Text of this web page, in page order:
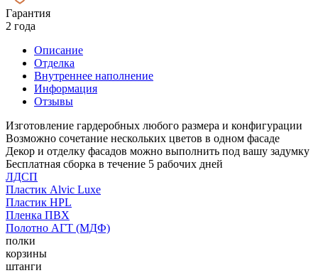
Гарантия
2 года
Описание
Отделка
Внутреннее наполнение
Информация
Отзывы
Изготовление гардеробных любого размера и конфигурации
Возможно сочетание нескольких цветов в одном фасаде
Декор и отделку фасадов можно выполнить под вашу задумку
Бесплатная сборка в течение 5 рабочих дней
ЛДСП
Пластик Alvic Luxe
Пластик HPL
Пленка ПВХ
Полотно АГТ (МДФ)
полки
корзины
штанги